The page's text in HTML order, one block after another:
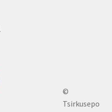
©
Tsirkusepo